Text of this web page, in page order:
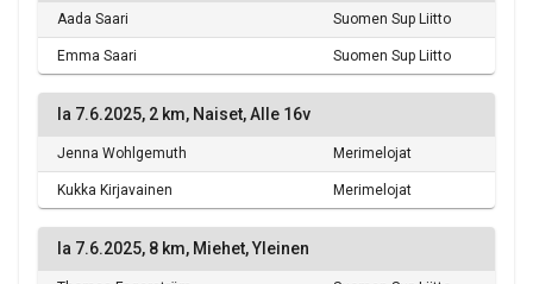
Aada Saari Suomen Sup Liitto
Emma Saari Suomen Sup Liitto
la 7.6.2025, 2 km, Naiset, Alle 16v
Jenna Wohlgemuth Merimelojat
Kukka Kirjavainen Merimelojat
la 7.6.2025, 8 km, Miehet, Yleinen